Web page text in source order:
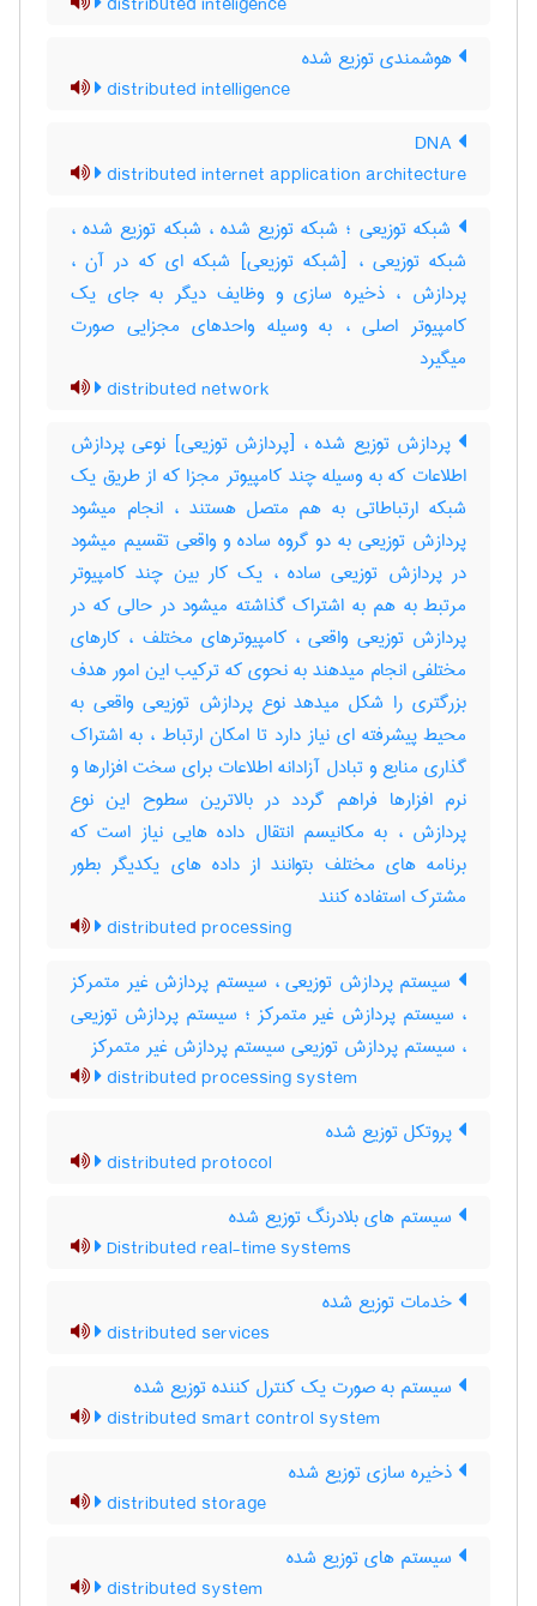
هوشمندی توزیع شده
distributed intelligence
distributed internet application architecture
شبکه توزیعی ؛ شبکه توزیع شده ، شبکه توزیع شده ،
شبکه توزیعی ، [شبکه توزیعی] شبکه ای که در آن ،
پردازش ، ذخیره سازی و وظایف دیگر به جای یک
کامپیوتر اصلی ، به وسیله واحدهای مجزایی صورت
میگیرد
distributed network
پردازش توزیع شده ، [پردازش توزیعی] نوعی پردازش
اطلاعات که به وسیله چند کامپیوتر مجزا که از طریق یک
شبکه ارتباطاتی به هم متصل هستند ، انجام میشود
پردازش توزیعی به دو گروه ساده و واقعی تقسیم میشود
در پردازش توزیعی ساده ، یک کار بین چند کامپیوتر
مرتبط به هم به اشتراک گذاشته میشود در حالی که در
پردازش توزیعی واقعی ، کامپیوترهای مختلف ، کارهای
مختلفی انجام میدهند به نحوی که ترکیب این امور هدف
بزرگتری را شکل میدهد نوع پردازش توزیعی واقعی به
محیط پیشرفته ای نیاز دارد تا امکان ارتباط ، به اشتراک
گذاری منابع و تبادل آزادانه اطلاعات برای سخت افزارها و
نرم افزارها فراهم گردد در بالاترین سطوح این نوع
پردازش ، به مکانیسم انتقال داده هایی نیاز است که
برنامه های مختلف بتوانند از داده های یکدیگر بطور
مشترک استفاده کنند
distributed processing
سیستم پردازش توزیعی ، سیستم پردازش غیر متمرکز
، سیستم پردازش غیر متمرکز ؛ سیستم پردازش توزیعی
، سیستم پردازش توزیعی سیستم پردازش غیر متمرکز
distributed processing system
پروتکل توزیع شده
distributed protocol
سیستم های بلادرنگ توزیع شده
Distributed real-time systems
خدمات توزیع شده
distributed services
سیستم به صورت یک کنترل کننده توزیع شده
distributed smart control system
ذخیره سازی توزیع شده
distributed storage
سیستم های توزیع شده
distributed system